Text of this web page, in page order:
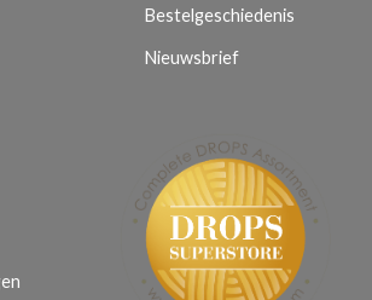
Bestelgeschiedenis
Nieuwsbrief